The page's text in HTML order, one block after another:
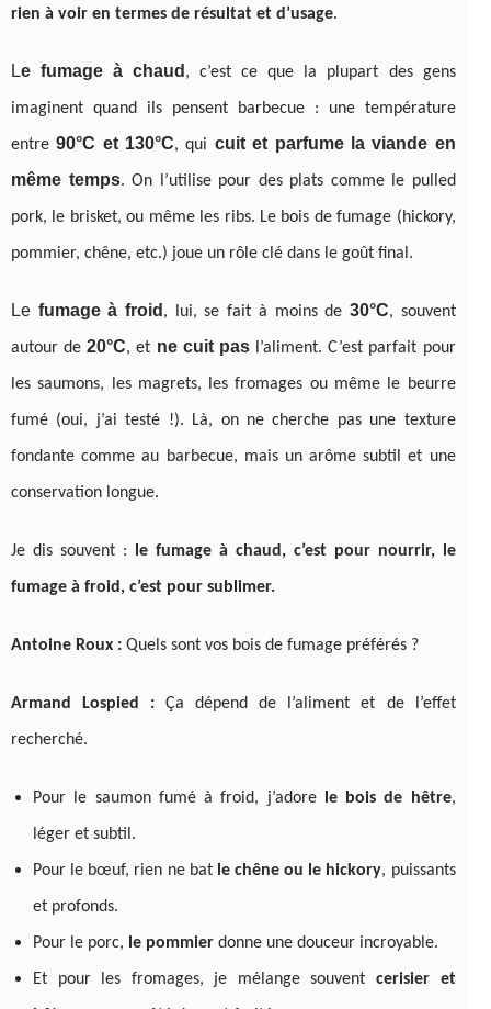
rien à voir en termes de résultat et d’usage.
Le fumage à chaud , c’est ce que la plupart des gens
imaginent quand ils pensent barbecue : une température
entre90°C et 130°C, qui cuit et parfume la viande en
même temps. On l’utilise pour des plats comme le pulled
pork, le brisket, ou même les ribs. Le bois de fumage (hickory,
pommier, chêne, etc.) joue un rôle clé dans le goût final.
Le fumage à froid , lui, se fait à moins de 30°C, souvent
autour de20°C, et ne cuit pasl’aliment. C’est parfait pour
les saumons, les magrets, les fromages ou même le beurre
fumé (oui, j’ai testé !). Là, on ne cherche pas une texture
fondante comme au barbecue, mais un arôme subtil et une
conservation longue.
Je dis souvent : le fumage à chaud, c’est pour nourrir, le
fumage à froid, c’est pour sublimer.
Antoine Roux : Quels sont vos bois de fumage préférés ?
Armand Lospied : Ça dépend de l’aliment et de l’effet
recherché.
Pour le saumon fumé à froid, j’adore le bois de hêtre,
léger et subtil.
Pour le bœuf, rien ne bat le chêne ou le hickory, puissants
et profonds.
Pour le porc, le pommier donne une douceur incroyable.
Et pour les fromages, je mélange souventcerisier et